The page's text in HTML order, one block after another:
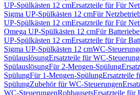
UP-Spülkästen 12 cmErsatzteile für Für
Sigma UP-Spülkästen 12 cmFür
UP-Spülkästen 12 cmErsatzteile für Für
Omega UP-Spülkästen 12 cmFür
UP-Spülkästen 12 cmErsatzteile für Für
Sigma UP-Spülkästen 12 cmWC-
SpülauslösungErsatzteile für WC-
SpülauslösungFür 2-Mengen-Spülung
SpülungFür 1-Mengen-SpülungErsatzteile
SpülungZubehör für WC-Steuerungen
WC-SteuerungenRohbausetsErsatzteile für